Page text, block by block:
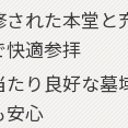
された本堂と
快適参拝
たり良好な墓
安心